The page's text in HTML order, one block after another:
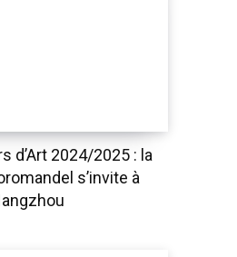
d’Art 2024/2025 : la
s’invite à